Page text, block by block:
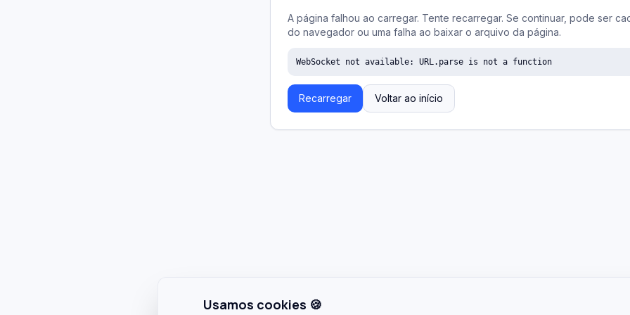
A página falhou ao carregar. Tente recarregar. Se continuar, pode ser
do navegador ou uma falha ao baixar o arquivo da página.
WebSocket not available: URL.parse is not a function
Recarregar Voltar ao início
Usamos cookies 🍪